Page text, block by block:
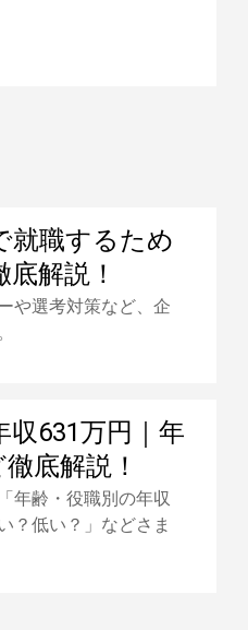
就職するため
解説！
や選考対策など、企
収631万円｜年
底解説！
年齢・役職別の年収
？低い？」などさま